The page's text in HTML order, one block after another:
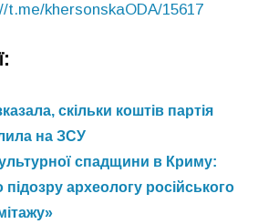
t.me/khersonskaODA/15617
скільки коштів партія
на ЗСУ
спадщини в Криму:
археологу російського